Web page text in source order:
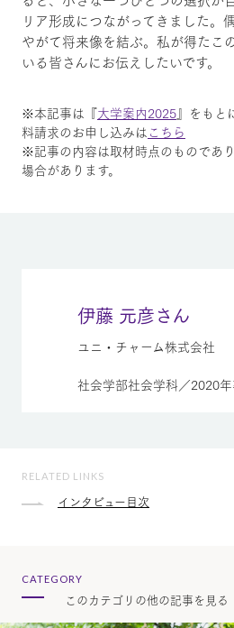
リア形成につながってきました。
やがて将来像を結ぶ。私が得たこ
いる皆さんにお伝えしたいです。
※本記事は『大学案内2025』をもと
料請求のお申し込みはこちら
※記事の内容は取材時点のものであ
場合があります。
伊藤 元彦さん
ユニ・チャーム株式会社
社会学部社会学科／2020
RELATED LINKS
インタビュー目次
CATEGORY
このカテゴリの他の記事を見る